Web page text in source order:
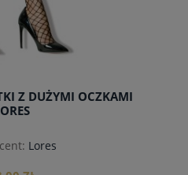
Z DUŻYMI OCZKAMI
Lores